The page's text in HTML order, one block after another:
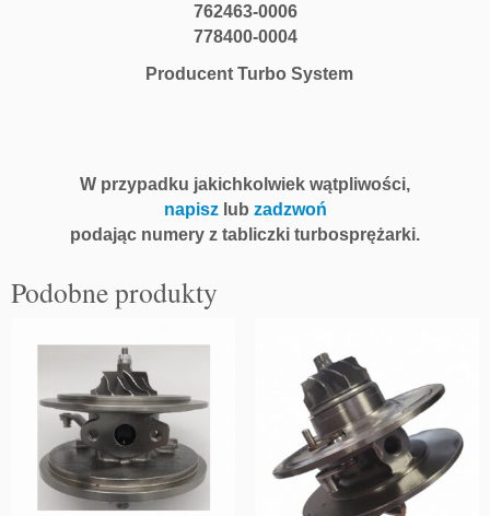
762463-0006
778400-0004
Producent Turbo System
W przypadku jakichkolwiek wątpliwości,
napiszlub zadzwoń
podając numery z tabliczki turbosprężarki.
Podobne produkty